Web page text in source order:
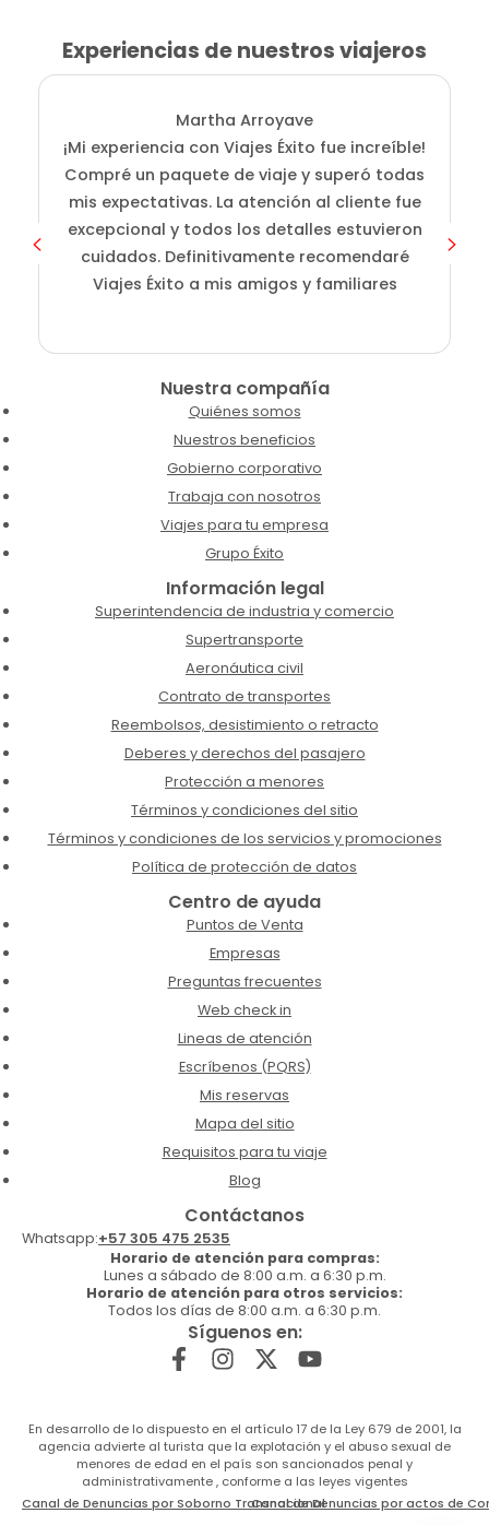
Experiencias de nuestros viajeros
Martha Arroyave
¡Mi experiencia con Viajes Éxito fue increíble!
Compré un paquete de viaje y superó todas
mis expectativas. La atención al cliente fue
excepcional y todos los detalles estuvieron
cuidados. Definitivamente recomendaré
Viajes Éxito a mis amigos y familiares
Nuestra compañía
Quiénes somos
Nuestros beneficios
Gobierno corporativo
Trabaja con nosotros
Viajes para tu empresa
Grupo Éxito
Información legal
Superintendencia de industria y comercio
Supertransporte
Aeronáutica civil
Contrato de transportes
Reembolsos, desistimiento o retracto
Deberes y derechos del pasajero
Protección a menores
Términos y condiciones del sitio
Términos y condiciones de los servicios y promociones
Política de protección de datos
Centro de ayuda
Puntos de Venta
Empresas
Preguntas frecuentes
Web check in
Lineas de atención
Escríbenos (PQRS)
Mis reservas
Mapa del sitio
Requisitos para tu viaje
Blog
Contáctanos
Whatsapp:+57 305 475 2535
Horario de atención para compras:
Lunes a sábado de 8:00 a.m. a 6:30 p.m.
Horario de atención para otros servicios:
Todos los días de 8:00 a.m. a 6:30 p.m.
Síguenos en:
En desarrollo de lo dispuesto en el artículo 17 de la Ley 679 de 2001, la
agencia advierte al turista que la explotación y el abuso sexual de
menores de edad en el país son sancionados penal y
administrativamente , conforme a las leyes vigentes
Canal de Denuncias por Soborno TransnacionalCanal de Denuncias por actos de